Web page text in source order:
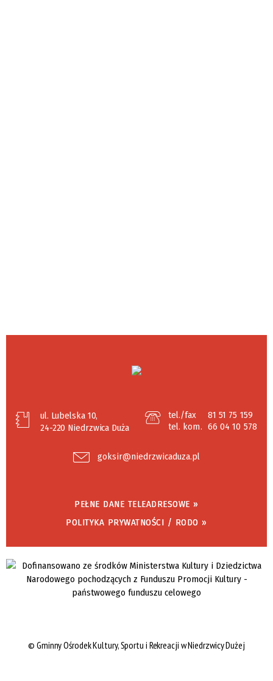
ul. Lubelska 10,
24-220 Niedrzwica Duża
tel./fax
81 51 75 159
tel. kom. 66 04 10 578
goksir@niedrzwicaduza.pl
PEŁNE DANE TELEADRESOWE »
POLITYKA PRYWATNOŚCI / RODO »
© Gminny Ośrodek Kultury, Sportu i Rekreacji w Niedrzwicy Dużej